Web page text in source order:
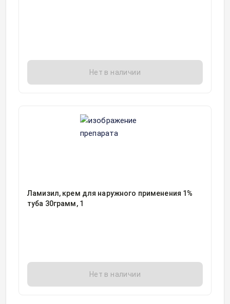
Нет в наличии
Ламизил, крем для наружного применения 1%
туба 30грамм, 1
Нет в наличии